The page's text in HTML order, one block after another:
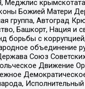
Меджлис
Божией Матери
группа, Автоград
Башкорт, Нация
борьбы с
объединение
Союз
Движение